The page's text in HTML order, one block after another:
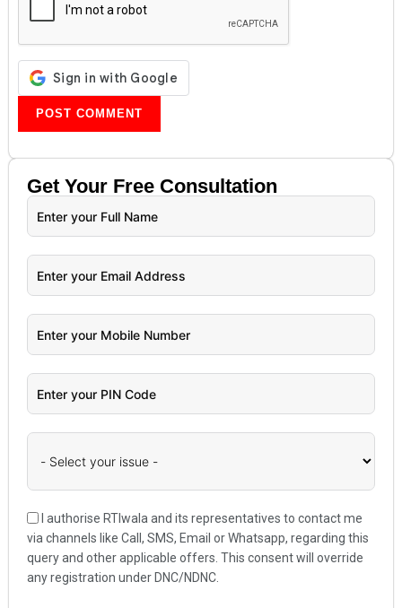
Get Your Free Consultation
I authorise RTIwala and its representatives to contact me
via channels like Call, SMS, Email or Whatsapp, regarding this
query and other applicable offers. This consent will override
any registration under DNC/NDNC.